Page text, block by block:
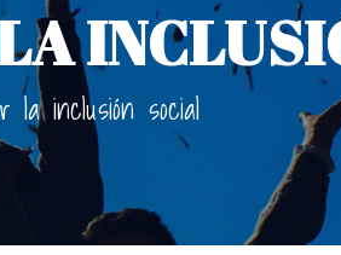
la inclusión social